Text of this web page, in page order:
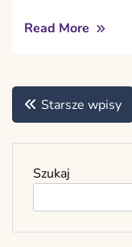
Read More
Nawigacja
po
wpisach
Starsze wpisy
Szukaj